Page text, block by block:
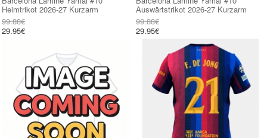
Heimtrikot 2026-27 Kurzarm
99.88€
29.95€
Auswärtstrikot 2026-27 Kurzarm
99.88€
29.95€